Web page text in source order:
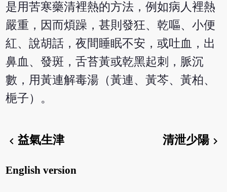
是用苦寒藥清裡熱的方法，例如病人裡熱
嚴重，因而煩躁，甚則發狂、乾嘔、小便
紅、說胡話，夜間睡眠不安，或吐血，出
鼻血、發斑，舌苔黃或乾黑起刺，脈沉
數，用黃連解毒湯（黃連、黃芩、黃柏、
梔子）。
chevron_left益氣生津 清泄少陽chevron_right
English version